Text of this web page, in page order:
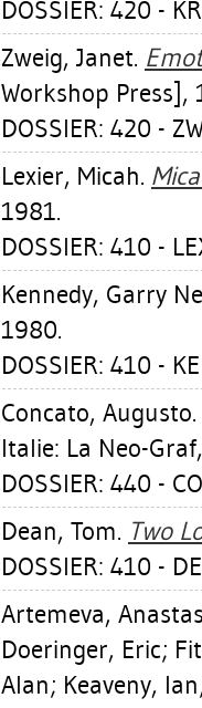
DOSSIER: 420 -
Zweig, Janet.
Workshop Press],
DOSSIER: 420 -
Lexier, Micah.
1981.
DOSSIER: 410 -
Kennedy, Garry
1980.
DOSSIER: 410 -
Concato, Augusto.
Italie: La Neo-
DOSSIER: 440 -
Dean, Tom. Two
DOSSIER: 410 -
Artemeva,
Doeringer, Eric;
Alan; Keaveny, Ian